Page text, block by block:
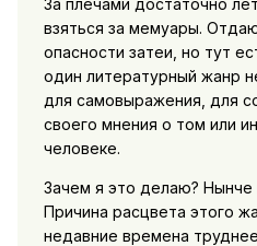
взяться за мемуары.
опасности затеи, но тут
один литературный жанр
для самовыражения, для
своего мнения о том или
человеке.
Зачем я это делаю?
Причина расцвета этого
недавние времена